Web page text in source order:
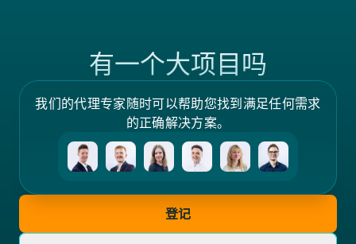
有一个大项目吗
我们的代理专家随时可以帮助您找到满足任何需求
的正确解决方案。
登记